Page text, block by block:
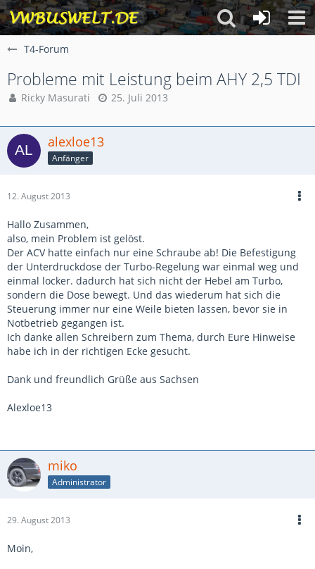
T4-Forum
Probleme mit Leistung beim AHY 2,5 TDI
Ricky Masurati 25. Juli 2013
alexloe13
Anfänger
12. August 2013
Hallo Zusammen,
also, mein Problem ist gelöst.
Der ACV hatte einfach nur eine Schraube ab! Die Befestigung
der Unterdruckdose der Turbo-Regelung war einmal weg und
einmal locker. dadurch hat sich nicht der Hebel am Turbo,
sondern die Dose bewegt. Und das wiederum hat sich die
Steuerung immer nur eine Weile bieten lassen, bevor sie in
Notbetrieb gegangen ist.
Ich danke allen Schreibern zum Thema, durch Eure Hinweise
habe ich in der richtigen Ecke gesucht.
Dank und freundlich Grüße aus Sachsen
Alexloe13
miko
Administrator
29. August 2013
Moin,